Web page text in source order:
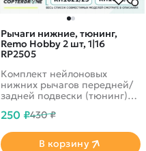
Рычаги нижние, тюнинг,
Remo Hobby 2 шт, 1|16
RP2505
Комплект нейлоновых
нижних рычагов передней/
задней подвески (тюнинг)
Hobby масштаба 1/16: SMAX
RH1621.
250 ₽430 ₽
В корзину